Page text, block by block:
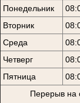
Понедельник
Вторник
Среда
Четверг
Пятница
Перерыв на